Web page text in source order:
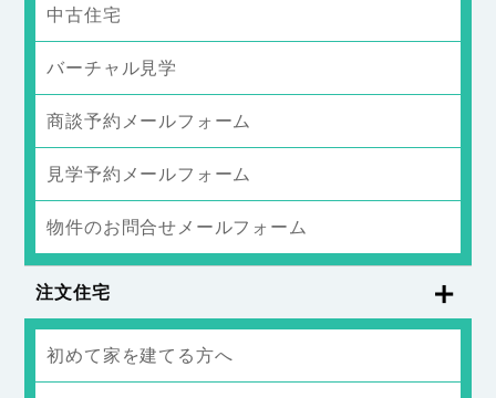
中古住宅
バーチャル見学
商談予約メールフォーム
見学予約メールフォーム
物件のお問合せメールフォーム
注文住宅
初めて家を建てる方へ